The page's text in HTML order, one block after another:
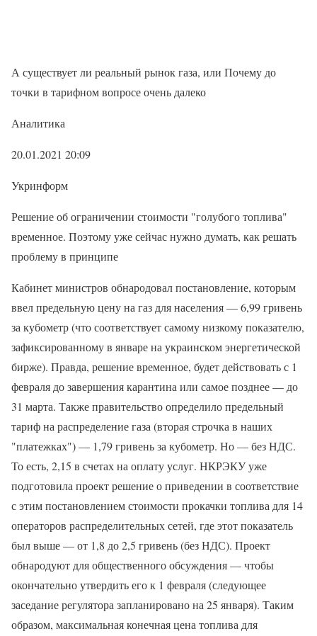
А существует ли реальный рынок газа, или Почему до
точки в тарифном вопросе очень далеко
Аналитика
20.01.2021 20:09
Укринформ
Решение об ограничении стоимости "голубого топлива"
временное. Поэтому уже сейчас нужно думать, как решать
проблему в принципе
Кабинет министров обнародовал постановление, которым
ввел предельную цену на газ для населения — 6,99 гривень
за кубометр (что соответствует самому низкому показателю,
зафиксированному в январе на украинском энергетической
бирже). Правда, решение временное, будет действовать с 1
февраля до завершения карантина или самое позднее — до
31 марта. Также правительство определило предельный
тариф на распределение газа (вторая строчка в наших
"платежках") — 1,79 гривень за кубометр. Но — без НДС.
То есть, 2,15 в счетах на оплату услуг. НКРЭКУ уже
подготовила проект решение о приведении в соответствие
с этим постановлением стоимости прокачки топлива для 14
операторов распределительных сетей, где этот показатель
был выше — от 1,8 до 2,5 гривень (без НДС). Проект
обнародуют для общественного обсуждения — чтобы
окончательно утвердить его к 1 февраля (следующее
заседание регулятора запланировано на 25 января). Таким
образом, максимальная конечная цена топлива для